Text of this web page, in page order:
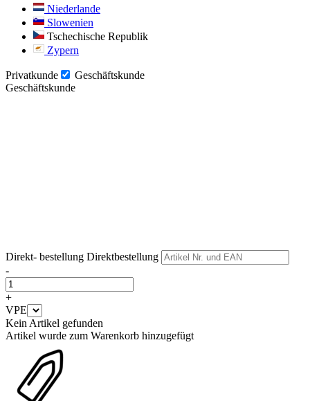
Niederlande
Slowenien
Tschechische Republik
Zypern
Privatkunde
Geschäftskunde
Geschäftskunde
Direkt- bestellung Direktbestellung
-
+
VPE
Kein Artikel gefunden
Artikel wurde zum Warenkorb hinzugefügt